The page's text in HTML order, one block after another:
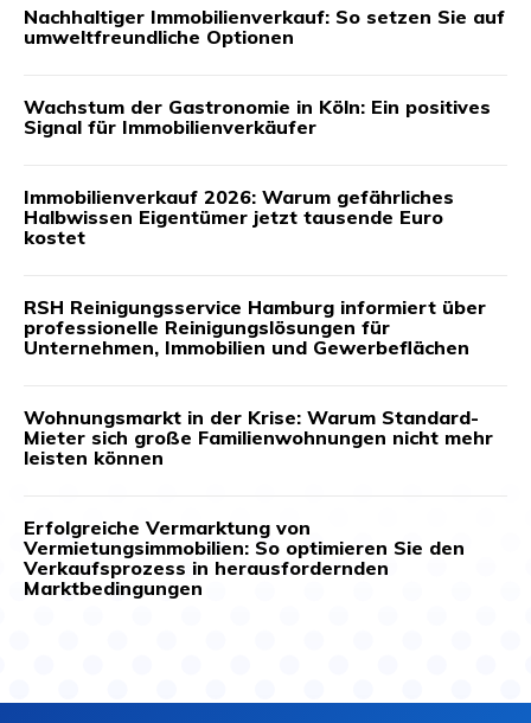
Nachhaltiger Immobilienverkauf: So setzen Sie auf
umweltfreundliche Optionen
Wachstum der Gastronomie in Köln: Ein positives
Signal für Immobilienverkäufer
Immobilienverkauf 2026: Warum gefährliches
Halbwissen Eigentümer jetzt tausende Euro
kostet
RSH Reinigungsservice Hamburg informiert über
professionelle Reinigungslösungen für
Unternehmen, Immobilien und Gewerbeflächen
Wohnungsmarkt in der Krise: Warum Standard-
Mieter sich große Familienwohnungen nicht mehr
leisten können
Erfolgreiche Vermarktung von
Vermietungsimmobilien: So optimieren Sie den
Verkaufsprozess in herausfordernden
Marktbedingungen